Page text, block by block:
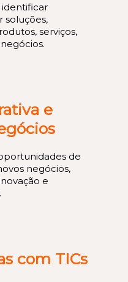
identificar
soluções,
serviços,
e
de
negócios,
e
com TICs